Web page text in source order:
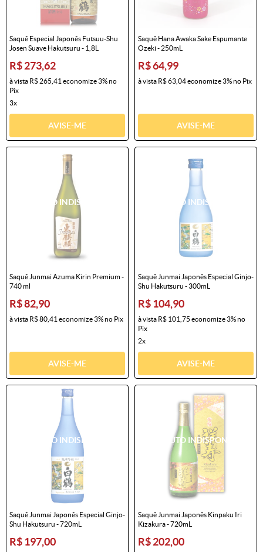
Saquê Especial Japonês Futsuu-Shu
Josen Suave Hakutsuru - 1,8L
R$ 273,62
à vista R$ 265,41 economize3%no
Pix
3x
AVISE-ME
Saquê Hana Awaka Sake Espumante
Ozeki - 250mL
R$ 64,99
à vista R$ 63,04economize3%no Pix
AVISE-ME
Saquê Junmai Azuma Kirin Premium -
740 ml
R$ 82,90
à vista R$ 80,41 economize3%no Pix
AVISE-ME
Saquê Junmai Japonês Especial Ginjo-
Shu Hakutsuru - 300mL
R$ 104,90
à vista R$ 101,75 economize3%no
Pix
2x
AVISE-ME
Saquê Junmai Japonês Especial Ginjo-
Shu Hakutsuru - 720mL
R$ 197,00
Saquê Junmai Japonês Kinpaku Iri
Kizakura - 720mL
R$ 202,00